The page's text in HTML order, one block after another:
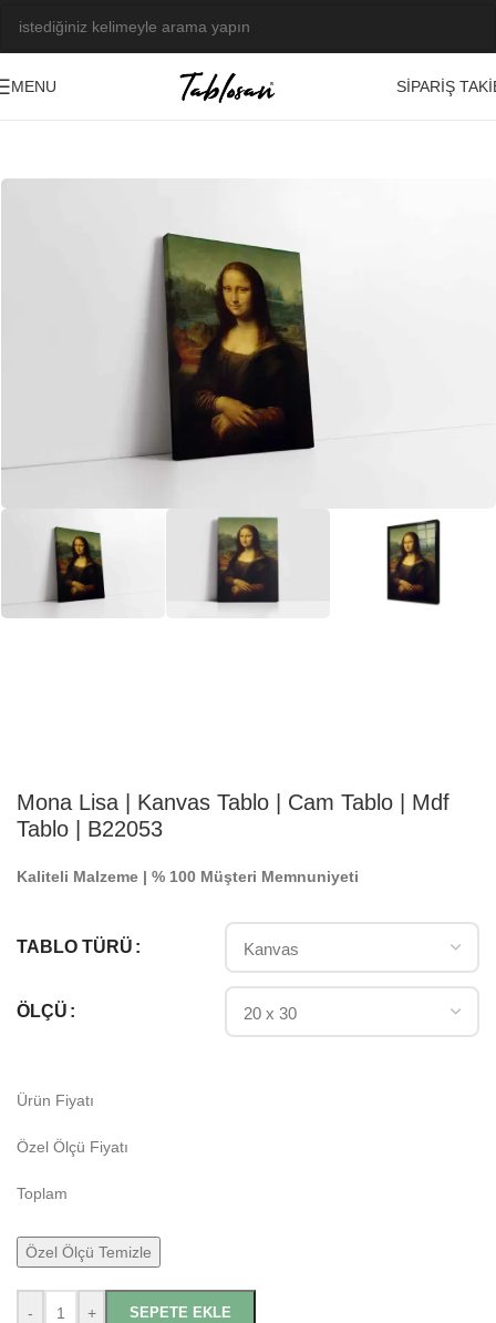
MENU
SIPARIŞ
Mona Lisa | Kanvas Tablo | Cam Tablo | Mdf
Tablo | B22053
Kaliteli Malzeme | % 100 Müşteri Memnuniyeti
TABLO TÜRÜ
ÖLÇÜ
Ürün Fiyatı
Özel Ölçü Fiyatı
Toplam
Özel Ölçü Temizle
- + SEPETE EKLE